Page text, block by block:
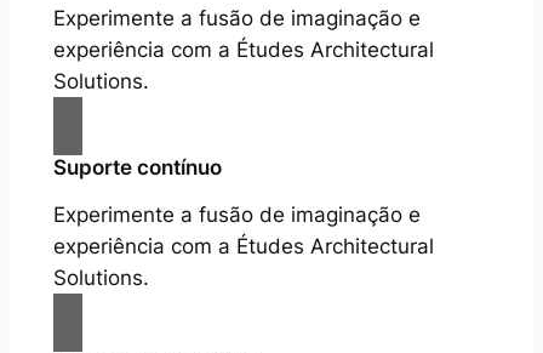
Experimente a fusão de imaginação e
experiência com a Études Architectural
Solutions.
Suporte contínuo
Experimente a fusão de imaginação e
experiência com a Études Architectural
Solutions.